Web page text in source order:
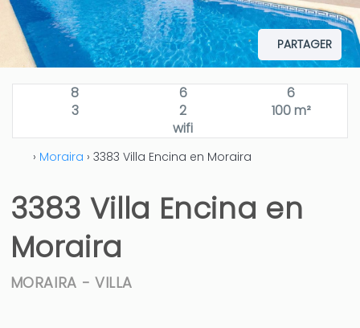
PARTAGER
8 6
6
3
2
100 m²
wifi
› Moraira › 3383 Villa Encina en Moraira
3383 Villa Encina en
Moraira
MORAIRA - VILLA